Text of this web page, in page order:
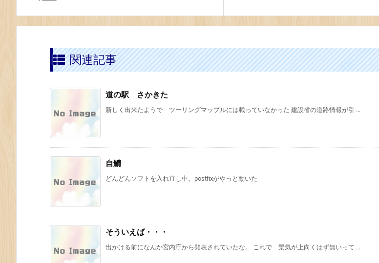
関連記事
道の駅 さかきた
新しく出来たようで ツーリングマップルには載っていなかった 建設省の道路情報が引 ...
自鯖
どんどんソフトを入れ直し中。postfixがやっと動いた
そういえば・・・
出かける前になんか宮内庁から発表されていたな。 これで 景気が上向くはず無いって ...